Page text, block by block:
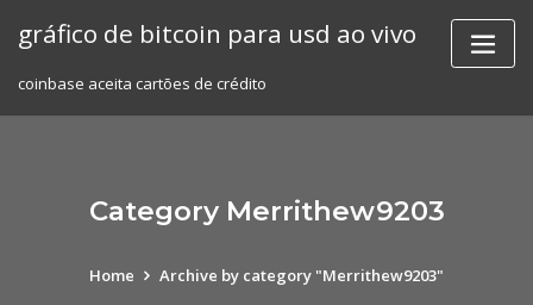
gráfico de bitcoin para usd ao vivo
coinbase aceita cartões de crédito
Category Merrithew9203
Home Archive by category "Merrithew9203"